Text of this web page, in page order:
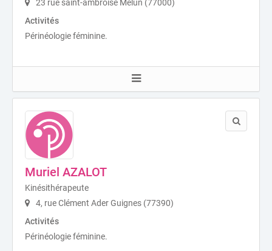
23 rue saint-ambroise Melun (77000)
Activités
Périnéologie féminine.
Muriel AZALOT
Kinésithérapeute
4, rue Clément Ader Guignes (77390)
Activités
Périnéologie féminine.